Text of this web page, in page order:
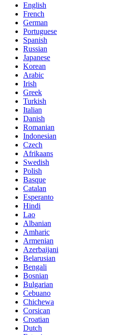
English
French
German
Portuguese
Spanish
Russian
Japanese
Korean
Arabic
Irish
Greek
Turkish
Italian
Danish
Romanian
Indonesian
Czech
Afrikaans
Swedish
Polish
Basque
Catalan
Esperanto
Hindi
Lao
Albanian
Amharic
Armenian
Azerbaijani
Belarusian
Bengali
Bosnian
Bulgarian
Cebuano
Chichewa
Corsican
Croatian
Dutch